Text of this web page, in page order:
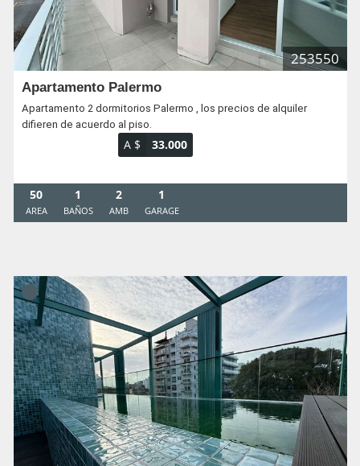
253550
Apartamento Palermo
Apartamento 2 dormitorios Palermo , los precios de alquiler
difieren de acuerdo al piso.
A $ 33.000
50
AREA
1
BAÑOS
2
AMB
1
GARAGE